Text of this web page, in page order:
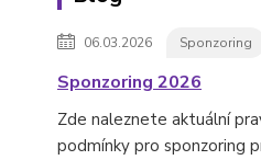
06.03.2026 Sponzoring
Sponzoring 2026
Zde naleznete aktuální
podmínky pro sponzoring